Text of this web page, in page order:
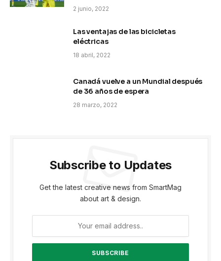
2 junio, 2022
Las ventajas de las bicicletas
eléctricas
18 abril, 2022
Canadá vuelve a un Mundial después
de 36 años de espera
28 marzo, 2022
Subscribe to Updates
Get the latest creative news from SmartMag
about art & design.